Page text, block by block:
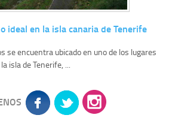
ideal en la isla canaria de Tenerife
se encuentra ubicado en uno de los lugares
isla de Tenerife, ...